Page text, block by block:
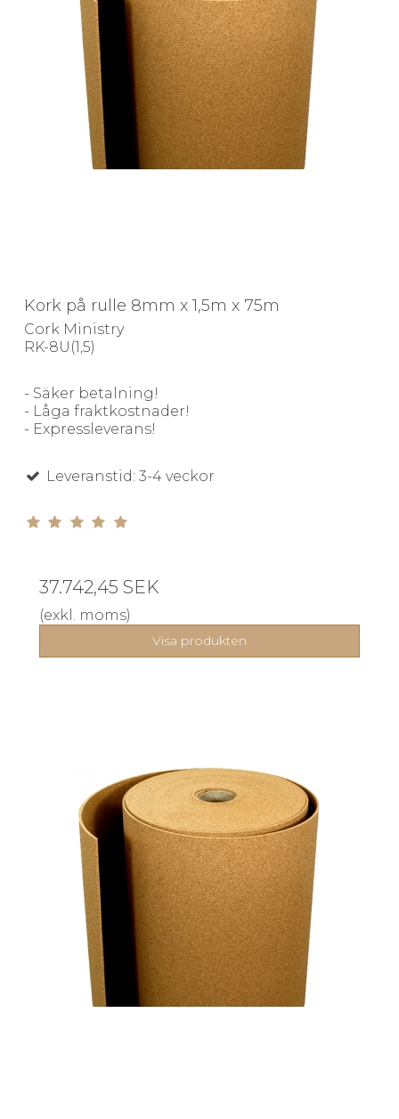
Kork på rulle 8mm x 1,5m x 75m
Cork Ministry
RK-8U(1,5)
- Säker betalning!
- Låga fraktkostnader!
- Expressleverans!
Leveranstid: 3-4 veckor
37.742,45 SEK
(exkl. moms)
Visa produkten